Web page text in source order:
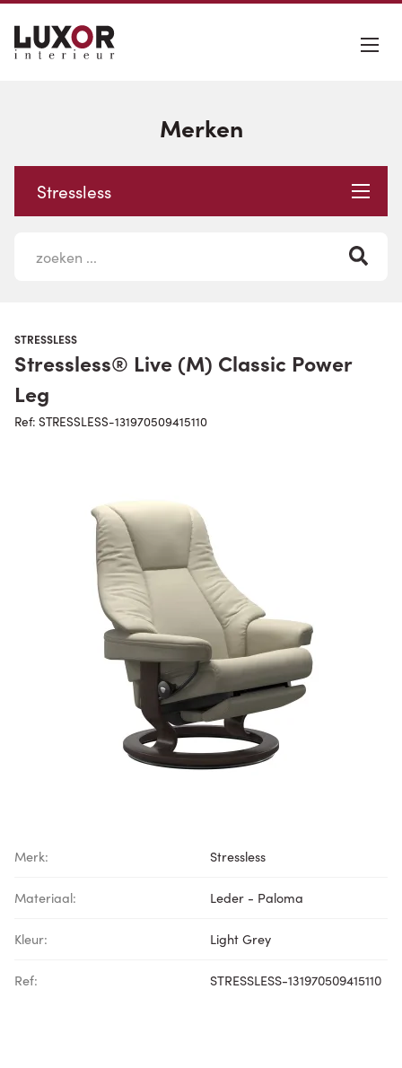
Merken
Stressless
STRESSLESS
Stressless® Live (M) Classic Power
Leg
Ref: STRESSLESS-131970509415110
Merk: Stressless
Materiaal: Leder - Paloma
Kleur: Light Grey
Ref: STRESSLESS-131970509415110